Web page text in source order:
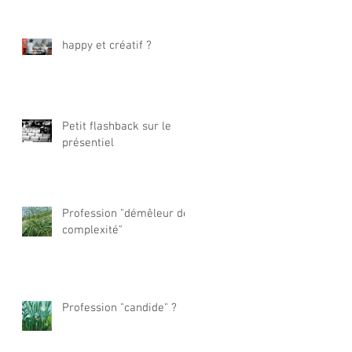
happy et créatif ?
Petit flashback sur le
présentiel
Profession "démêleur de
complexité"
Profession "candide" ?